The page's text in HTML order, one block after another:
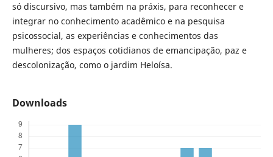
só discursivo, mas também na práxis, para reconhecer e
integrar no conhecimento acadêmico e na pesquisa
psicossocial, as experiências e conhecimentos das
mulheres; dos espaços cotidianos de emancipação, paz e
descolonização, como o jardim Heloísa.
Downloads